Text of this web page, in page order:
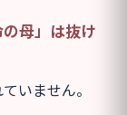
母」は抜け
いません。